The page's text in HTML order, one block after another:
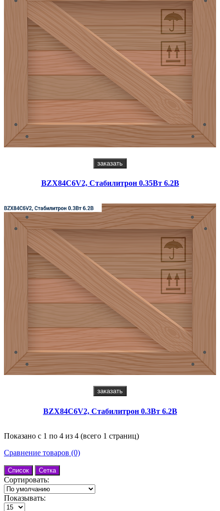
заказать
BZX84C6V2, Стабилитрон 0.35Вт 6.2В
заказать
BZX84C6V2, Стабилитрон 0.3Вт 6.2В
Показано с 1 по 4 из 4 (всего 1 страниц)
Сравнение товаров (0)
Список Сетка
Сортировать:
Показывать: